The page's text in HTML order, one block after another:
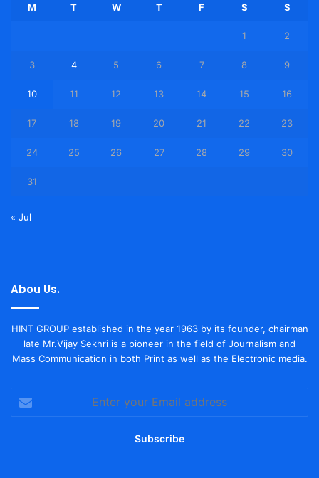
M T W T F S S
1 2
3 4 5 6 7 8 9
10 11 12 13 14 15 16
17 18 19 20 21 22 23
24 25 26 27 28 29 30
31
« Jul
Abou Us.
HINT GROUP established in the year 1963 by its founder, chairman
late Mr.Vijay Sekhri is a pioneer in the field of Journalism and
Mass Communication in both Print as well as the Electronic media.
your